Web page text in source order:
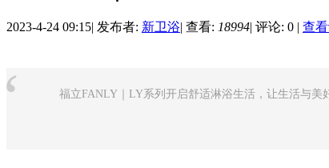
2023-4-24 09:15| 发布者: 新卫浴| 查看: 18994| 评论: 0 | 查
福立FANLY｜LY系列开启舒适淋浴生活，让生活与美